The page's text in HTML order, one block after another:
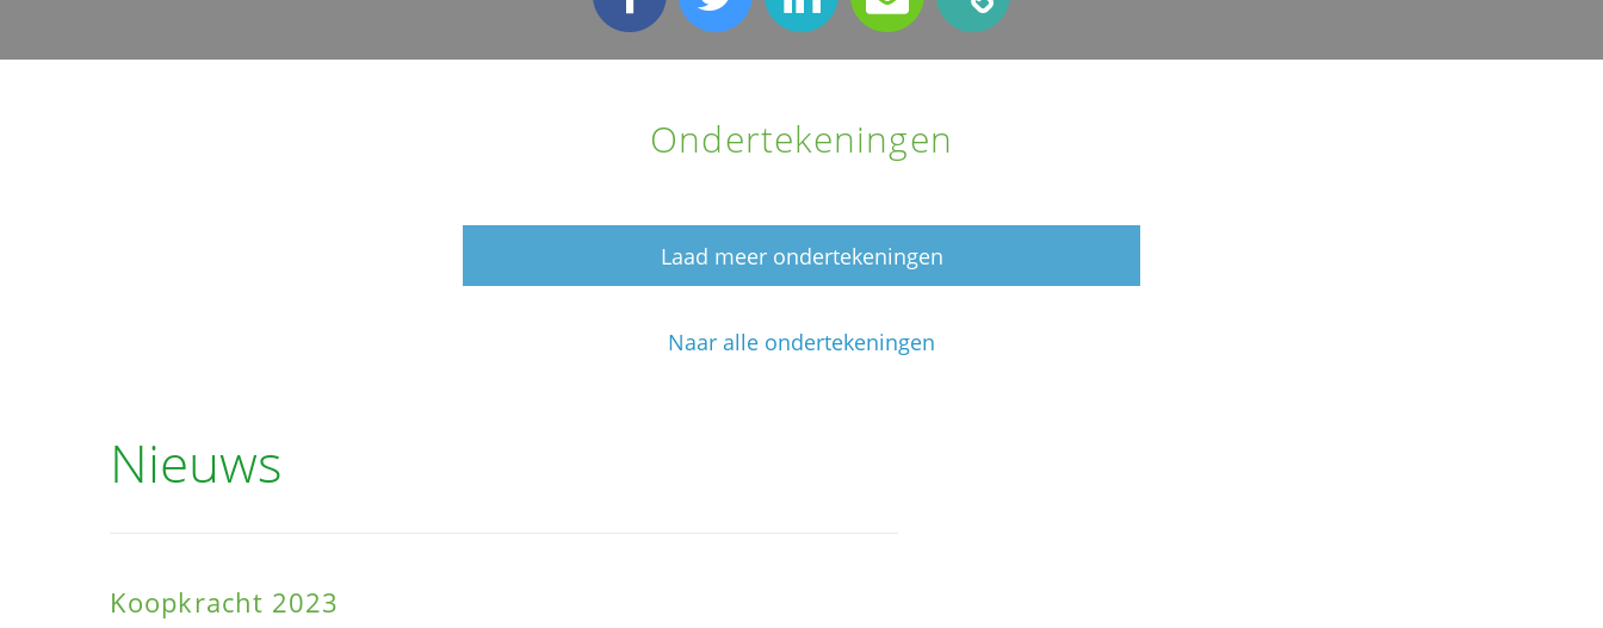
Ondertekeningen
Laad meer ondertekeningen
Naar alle ondertekeningen
Nieuws
Koopkracht 2023